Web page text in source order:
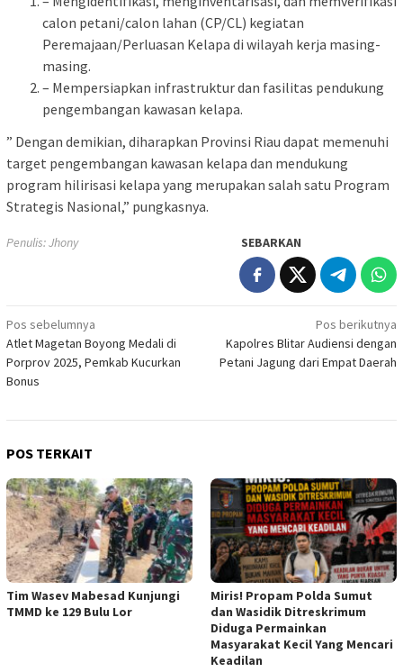
calon petani/calon lahan (CP/CL) kegiatan
Peremajaan/Perluasan Kelapa di wilayah kerja masing-
masing.
– Mempersiapkan infrastruktur dan fasilitas pendukung
pengembangan kawasan kelapa.
” Dengan demikian, diharapkan Provinsi Riau dapat memenuhi
target pengembangan kawasan kelapa dan mendukung
program hilirisasi kelapa yang merupakan salah satu Program
Strategis Nasional,” pungkasnya.
Penulis: Jhony SEBARKAN
Navigasi
pos
Pos sebelumnya
Atlet Magetan Boyong Medali di
Porprov 2025, Pemkab Kucurkan
Bonus
Pos berikutnya
Kapolres Blitar Audiensi dengan
Petani Jagung dari Empat Daerah
POS TERKAIT
Tim Wasev Mabesad Kunjungi
TMMD ke 129 Bulu Lor
Miris! Propam Polda Sumut
dan Wasidik Ditreskrimum
Diduga Permainkan
Masyarakat Kecil Yang Mencari
Keadilan